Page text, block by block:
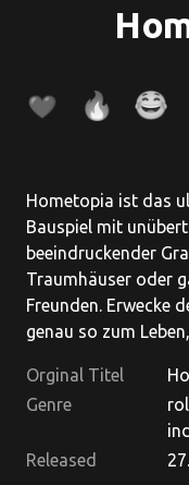
Hometopia ist das
Bauspiel mit
beeindruckender
Traumhäuser oder
Freunden. Erwecke
genau so zum
Orginal Titel
Genre
Released